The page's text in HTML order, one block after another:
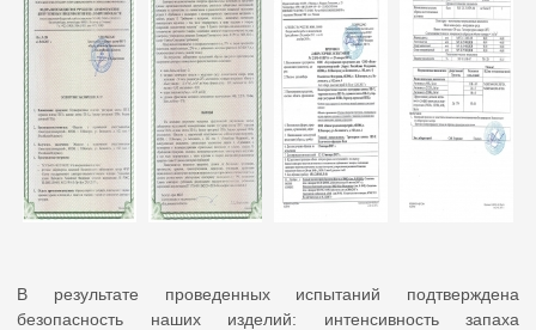
В результате проведенных испытаний подтверждена
безопасность наших изделий: интенсивность запаха